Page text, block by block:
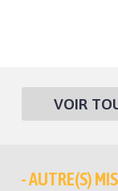
VOIR
- AUTRE(S)